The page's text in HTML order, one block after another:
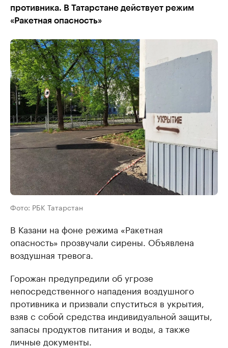
противника. В Татарстане действует режим
«Ракетная опасность»
Фото: РБК Татарстан
В Казани на фоне режима «Ракетная
опасность» прозвучали сирены. Объявлена
воздушная тревога.
Горожан предупредили об угрозе
непосредственного нападения воздушного
противника и призвали спуститься в укрытия,
взяв с собой средства индивидуальной защиты,
запасы продуктов питания и воды, а также
личные документы.